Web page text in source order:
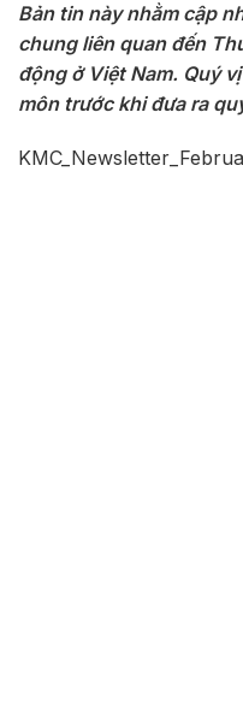
Bản tin này nhằm cập
chung liên quan đến
động ở Việt Nam. Quý
môn trước khi đưa ra